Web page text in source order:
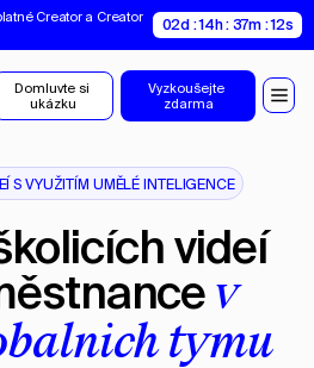
Creator a Creator
02d : 14h : 37m : 11s
Domluvte si
ukázku
Vyzkoušejte
zdarma
S VYUŽITÍM UMĚLÉ INTELIGENCE
videí
v
týmů